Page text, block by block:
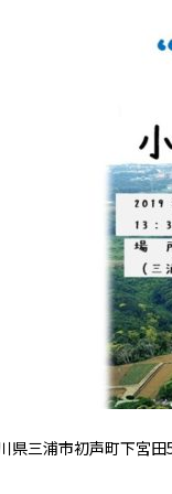
県三浦市初声町下宮